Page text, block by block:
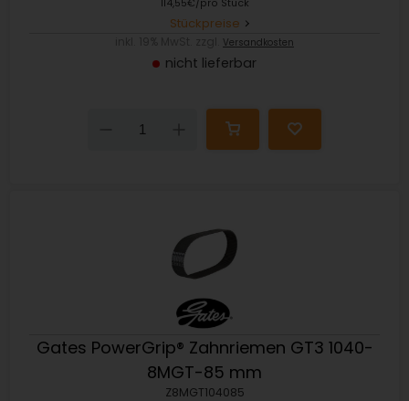
114,55€/pro Stück
Stückpreise
Versandkosten
nicht lieferbar
Down
Gates PowerGrip® Zahnriemen GT3 1040-
8MGT-85 mm
Z8MGT104085